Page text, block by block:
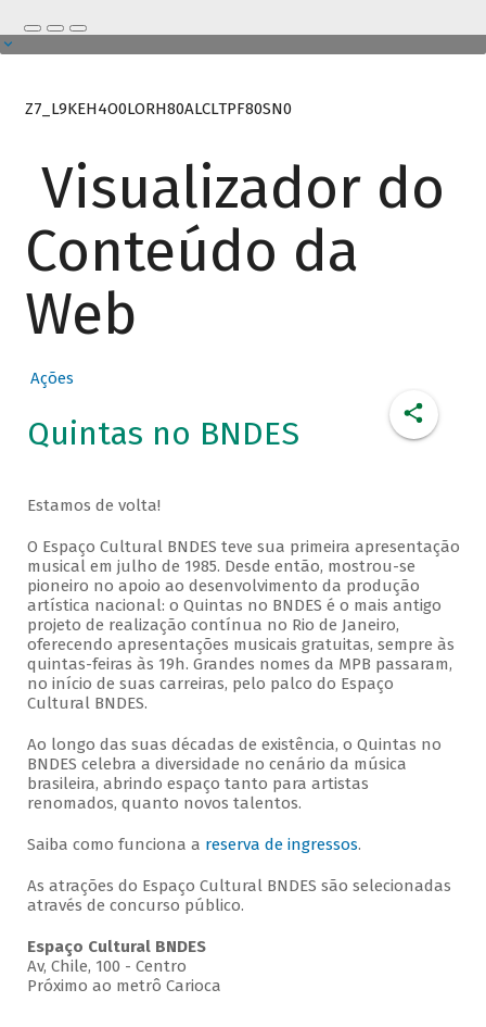
Z7_L9KEH4O0LORH80ALCLTPF80SN0
Visualizador do
Conteúdo da
Web
Ações
Quintas no BNDES
Estamos de volta!
O Espaço Cultural BNDES teve sua primeira apresentação
musical em julho de 1985. Desde então, mostrou-se
pioneiro no apoio ao desenvolvimento da produção
artística nacional: o Quintas no BNDES é o mais antigo
projeto de realização contínua no Rio de Janeiro,
oferecendo apresentações musicais gratuitas, sempre às
quintas-feiras às 19h. Grandes nomes da MPB passaram,
no início de suas carreiras, pelo palco do Espaço
Cultural BNDES.
Ao longo das suas décadas de existência, o Quintas no
BNDES celebra a diversidade no cenário da música
brasileira, abrindo espaço tanto para artistas
renomados, quanto novos talentos.
Saiba como funciona a reserva de ingressos.
As atrações do Espaço Cultural BNDES são selecionadas
através de concurso público.
Espaço Cultural BNDES
Av, Chile, 100 - Centro
Próximo ao metrô Carioca